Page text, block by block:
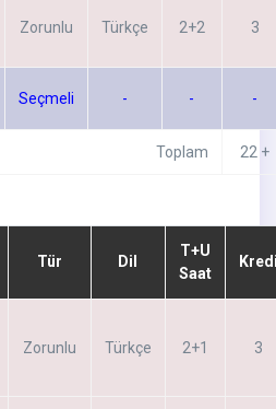
Zorunlu Türkçe 2+2 3
Seçmeli - - -
Toplam 22 +
Tür Dil
T+U
Saat
Zorunlu Türkçe 2+1 3